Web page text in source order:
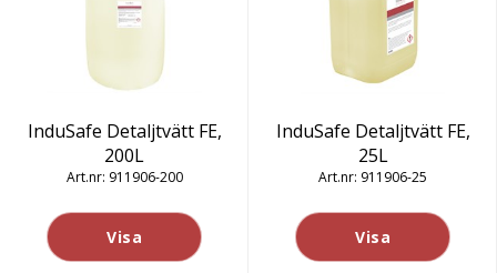
InduSafe Detaljtvätt FE,
200L
911906-200
Visa
InduSafe Detaljtvätt FE,
25L
911906-25
Visa